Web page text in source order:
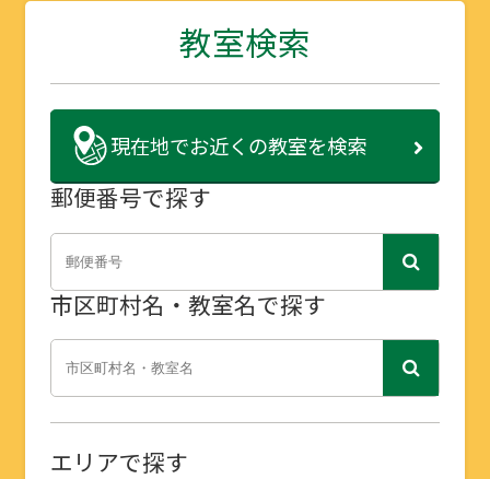
教室検索
現在地でお近くの教室を検索
郵便番号で探す
市区町村名・教室名で探す
エリアで探す